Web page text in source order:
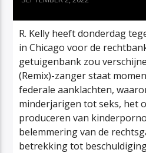
R. Kelly heeft donderdag
in Chicago voor de
getuigenbank zou
(Remix)-zanger staat
federale aanklachten,
minderjarigen tot seks, het
produceren van
belemmering van de
betrekking tot